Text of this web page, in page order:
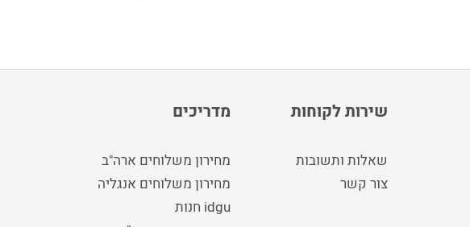
מדריכים
מחירון משלוחים ארה"ב
מחירון משלוחים אנגליה
idgu חנות
שירות לקוחות
שאלות ותשובות
צור קשר